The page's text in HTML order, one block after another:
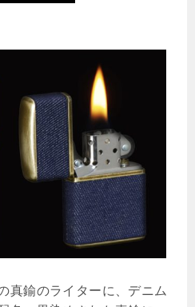
真鍮のライターに、デニム